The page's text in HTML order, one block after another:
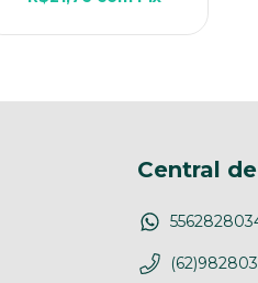
Central